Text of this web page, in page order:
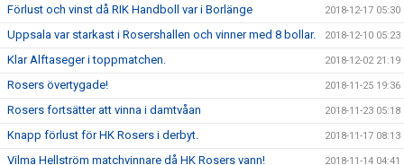
Förlust och vinst då RIK Handboll var i Borlänge 2018-12-17 05:30
Uppsala var starkast i Rosershallen och vinner med 8 bollar. 2018-12-10 05:23
Klar Alftaseger i toppmatchen. 2018-12-02 21:19
Rosers övertygade! 2018-11-25 19:36
Rosers fortsätter att vinna i damtvåan 2018-11-23 05:18
Knapp förlust för HK Rosers i derbyt. 2018-11-17 08:13
Vilma Hellström matchvinnare då HK Rosers vann! 2018-11-14 04:41